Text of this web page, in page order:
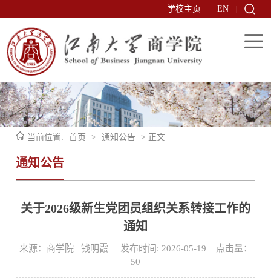
学校主页 EN
当前位置: 首页 > 通知公告 > 正文
通知公告
关于2026级新生党团员组织关系转接工作的
通知
来源：商学院 钱明霞 发布时间: 2026-05-19 点击量：
50